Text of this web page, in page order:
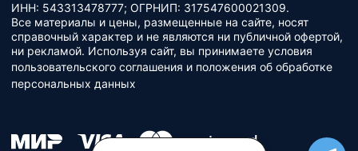
ИНН: 543313478777; ОГРНИП: 317547600021309.
Все материалы и цены, размещенные на сайте, носят
справочный характер и не являются ни публичной офертой,
ни рекламой. Используя сайт, вы принимаете условия
пользовательского соглашения и положения об обработке
персональных данных